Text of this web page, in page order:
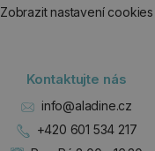
Zobrazit nastavení cookies
Kontaktujte nás
info@aladine.cz
+420 601 534 217